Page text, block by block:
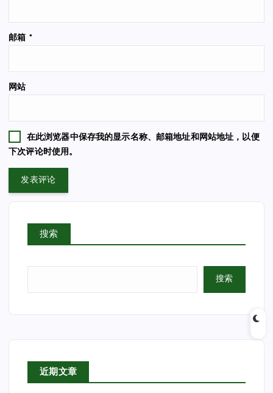
邮箱 *
网站
在此浏览器中保存我的显示名称、邮箱地址和网站地址，以便
下次评论时使用。
搜索
搜索
近期文章